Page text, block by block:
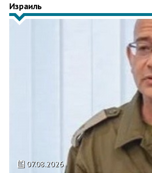
Израиль
07.08.2026